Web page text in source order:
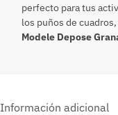
perfecto para tus
los puños de
Modele Depose
Información adicional